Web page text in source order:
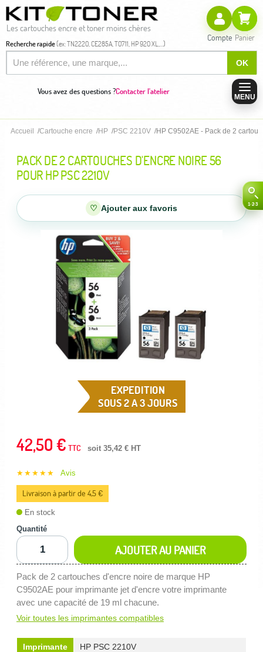
Les cartouches encre et toner moins chères
Recherche rapide(ex: TN2220, CE285A, T0711, HP 920 XL,...)
OK
Compte Panier
Vous avez des questions ?Contacter l'atelier
MENU
Accueil Cartouche encre HP PSC 2210V HP C9502AE - Pack de 2
PACK DE 2 CARTOUCHES D'ENCRE NOIRE 56
POUR HP PSC 2210V
♡ Ajouter aux favoris
EXPEDITION
SOUS 2 A 3 JOURS
42,50 € TTC soit 35,42 € HT
★★★★★ Avis
Livraison à partir de 4,5 €
En stock
Quantité
AJOUTER AU PANIER
Pack de 2 cartouches d'encre noire de marque HP
C9502AE pour imprimante jet d'encre votre imprimante
avec une capacité de 19 ml chacune.
Voir toutes les imprimantes compatibles
Imprimante
HP PSC 2210V